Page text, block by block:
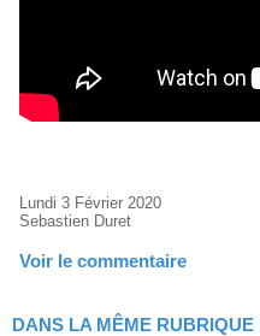
Lundi 3 Février 2020
Sebastien Duret
Voir le commentaire
DANS LA MÊME RUBRIQUE